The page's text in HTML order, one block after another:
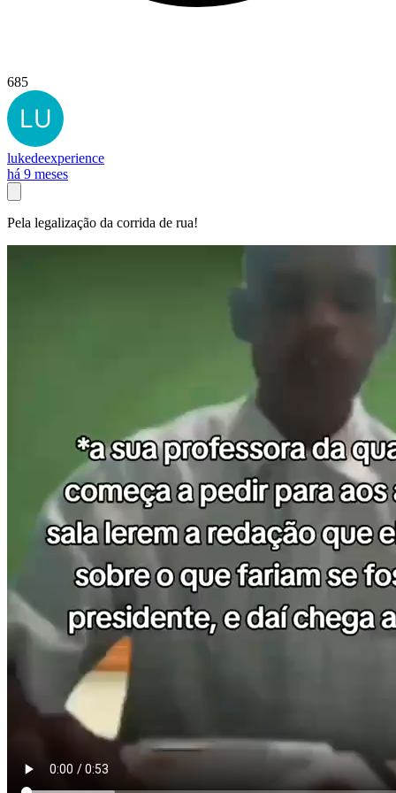
685
lukedeexperience
há 9 meses
Pela legalização da corrida de rua!